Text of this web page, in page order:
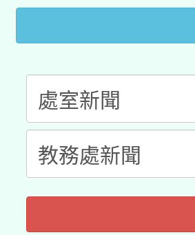
國立臺灣師
業成長研習